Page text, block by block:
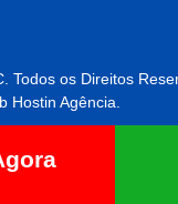
Todos os Direitos
Hostin Agência.